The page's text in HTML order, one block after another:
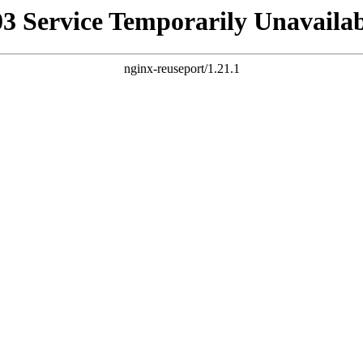
Service Temporarily
nginx-reuseport/1.21.1